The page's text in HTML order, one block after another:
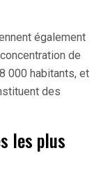
également
de
000 habitants, et
des
les plus